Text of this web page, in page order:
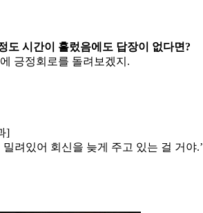
도 시간이 흘렀음에도 답장이 없다면?
긍정회로를 돌려보겠지.
]
려있어 회신을 늦게 주고 있는 걸 거야.’